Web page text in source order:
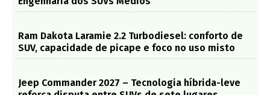
Ram Dakota Laramie 2.2 Turbodiesel: conforto de
SUV, capacidade de picape e foco no uso misto
Jeep Commander 2027 – Tecnologia híbrida-leve